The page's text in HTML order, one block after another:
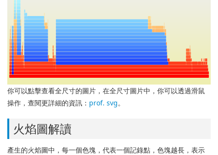
你可以點擊查看全尺寸的圖片，在全尺寸圖片中，你可以透過滑鼠
操作，查閱更詳細的資訊： prof. svg。
火焰圖解讀
產生的火焰圖中，每一個色塊，代表一個記錄點，色塊越長，表示